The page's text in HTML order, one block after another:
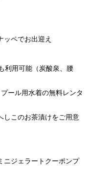
ペでお出迎え
利用可能（炭酸泉、腰
ール用水着の無料レンタ
このお茶漬けをご用意
ジェラートクーポンプ